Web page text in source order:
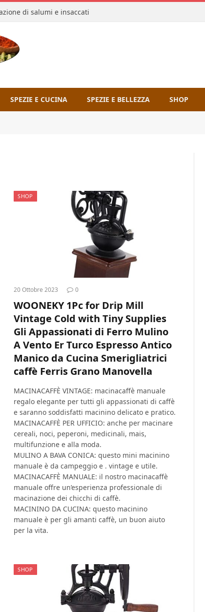
di salumi e insaccati
SPEZIE E CUCINA SPEZIE E BELLEZZA SHOP
SHOP
20 Ottobre 2023 0
WOONEKY 1Pc for Drip Mill
Vintage Cold with Tiny Supplies
Gli Appassionati di Ferro Mulino
A Vento Er Turco Espresso Antico
Manico da Cucina Smerigliatrici
caffè Ferris Grano Manovella
MACINACAFFÈ VINTAGE: macinacaffè manuale
regalo elegante per tutti gli appassionati di caffè
e saranno soddisfatti macinino delicato e pratico.
MACINACAFFÈ PER UFFICIO: anche per macinare
cereali, noci, peperoni, medicinali, mais,
multifunzione e alla moda.
MULINO A BAVA CONICA: questo mini macinino
manuale è da campeggio e . vintage e utile.
MACINACAFFÈ MANUALE: il nostro macinacaffè
manuale offre un’esperienza professionale di
macinazione dei chicchi di caffè.
MACININO DA CUCINA: questo macinino
manuale è per gli amanti caffè, un buon aiuto
per la vita.
SHOP